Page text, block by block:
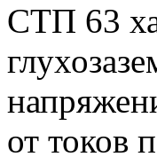
СТП 63
от токов